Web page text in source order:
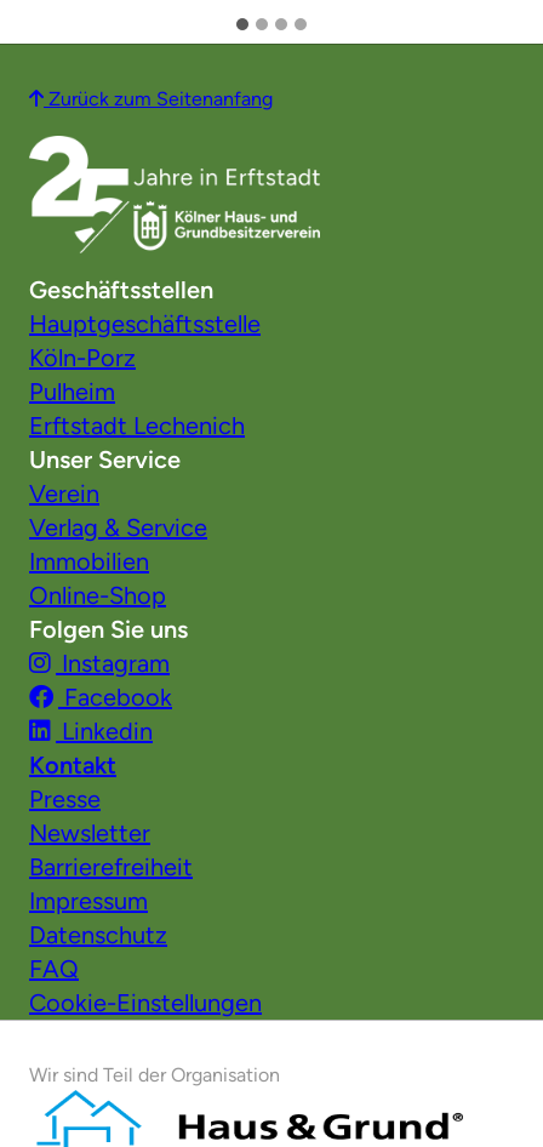
Zurück zum Seitenanfang
Geschäftsstellen
Hauptgeschäftsstelle
Köln-Porz
Pulheim
Erftstadt Lechenich
Unser Service
Verein
Verlag & Service
Immobilien
Online-Shop
Folgen Sie uns
Instagram
Facebook
Linkedin
Kontakt
Presse
Newsletter
Barrierefreiheit
Impressum
Datenschutz
FAQ
Cookie-Einstellungen
Wir sind Teil der Organisation